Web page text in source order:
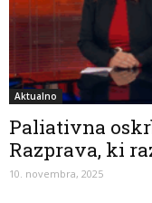
Aktualno
Paliativna
Razprava, ki
10. novembra, 2025